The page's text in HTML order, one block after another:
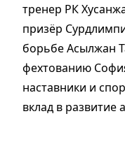
тренер РК
призёр
борьбе Асылжан
фехтованию
наставники и
вклад в развитие